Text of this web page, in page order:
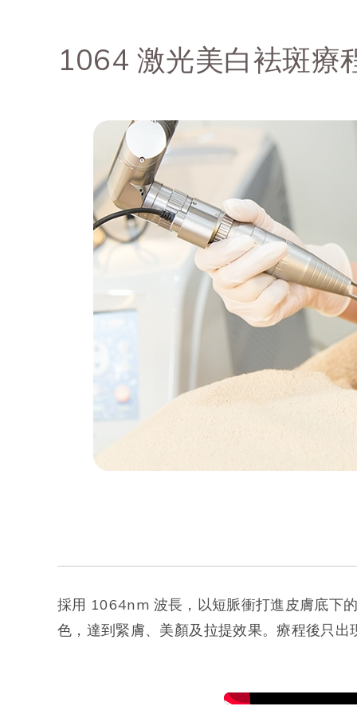
1064 激光美白袪斑療
採用 1064nm 波長，以短脈衝打進皮膚底下
色，達到緊膚、美顏及拉提效果。療程後只